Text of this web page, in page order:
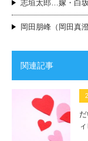
志垣太郎…嫁・白
岡田朋峰（岡田真
関連記事